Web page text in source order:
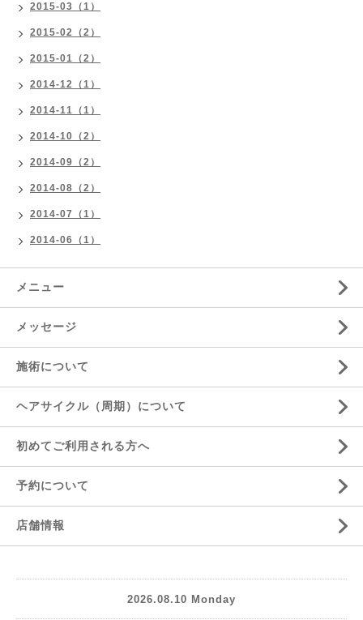
2015-03（1）
2015-02（2）
2015-01（2）
2014-12（1）
2014-11（1）
2014-10（2）
2014-09（2）
2014-08（2）
2014-07（1）
2014-06（1）
メニュー
メッセージ
施術について
ヘアサイクル（周期）について
初めてご利用される方へ
予約について
店舗情報
2026.08.10 Monday